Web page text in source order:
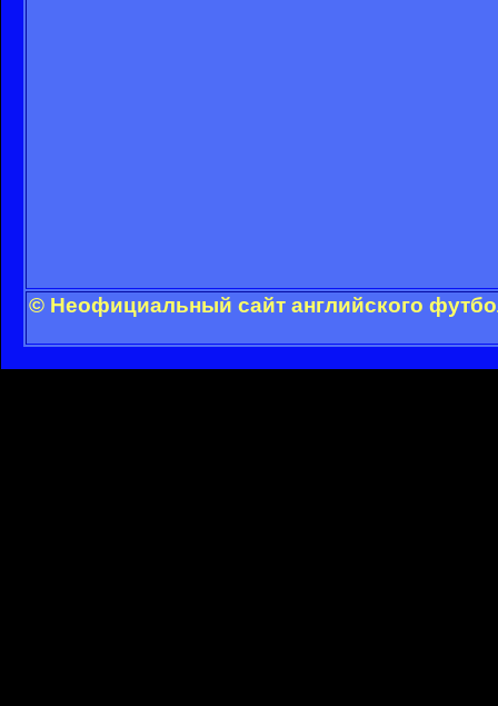
© Неофициальный сайт английского